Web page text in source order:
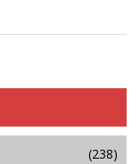
(238)